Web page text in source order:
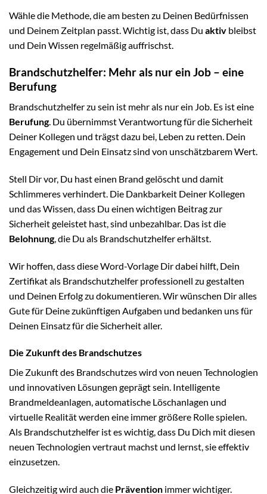
Wähle die Methode, die am besten zu Deinen Bedürfnissen
und Deinem Zeitplan passt. Wichtig ist, dass Du aktiv bleibst
und Dein Wissen regelmäßig auffrischst.
Brandschutzhelfer: Mehr als nur ein Job – eine
Berufung
Brandschutzhelfer zu sein ist mehr als nur ein Job. Es ist eine
Berufung. Du übernimmst Verantwortung für die Sicherheit
Deiner Kollegen und trägst dazu bei, Leben zu retten. Dein
Engagement und Dein Einsatz sind von unschätzbarem Wert.
Stell Dir vor, Du hast einen Brand gelöscht und damit
Schlimmeres verhindert. Die Dankbarkeit Deiner Kollegen
und das Wissen, dass Du einen wichtigen Beitrag zur
Sicherheit geleistet hast, sind unbezahlbar. Das ist die
Belohnung, die Du als Brandschutzhelfer erhältst.
Wir hoffen, dass diese Word-Vorlage Dir dabei hilft, Dein
Zertifikat als Brandschutzhelfer professionell zu gestalten
und Deinen Erfolg zu dokumentieren. Wir wünschen Dir alles
Gute für Deine zukünftigen Aufgaben und bedanken uns für
Deinen Einsatz für die Sicherheit aller.
Die Zukunft des Brandschutzes
Die Zukunft des Brandschutzes wird von neuen Technologien
und innovativen Lösungen geprägt sein. Intelligente
Brandmeldeanlagen, automatische Löschanlagen und
virtuelle Realität werden eine immer größere Rolle spielen.
Als Brandschutzhelfer ist es wichtig, dass Du Dich mit diesen
neuen Technologien vertraut machst und lernst, sie effektiv
einzusetzen.
Gleichzeitig wird auch die Prävention immer wichtiger.